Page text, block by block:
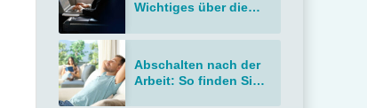
Wichtiges über die…
Abschalten nach der
Arbeit: So finden Si…